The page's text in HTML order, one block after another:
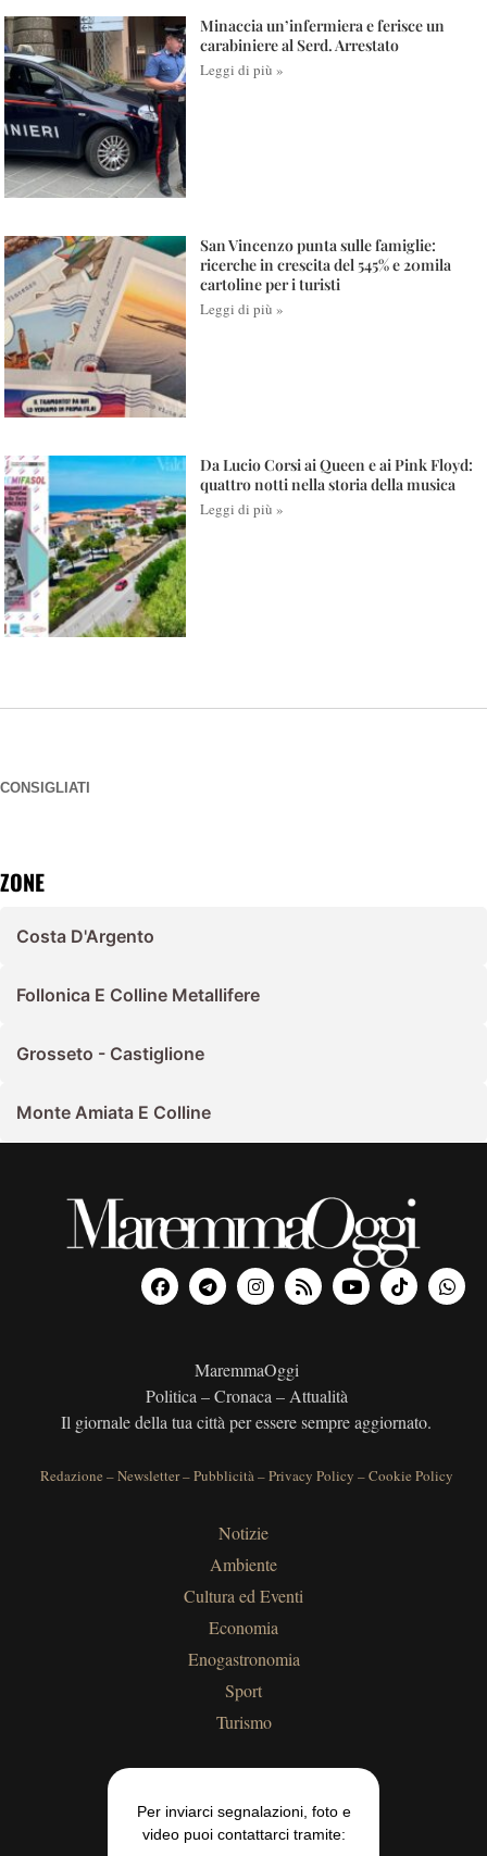
Minaccia un’infermiera e ferisce un
carabiniere al Serd. Arrestato
Leggi di più »
San Vincenzo punta sulle famiglie:
ricerche in crescita del 545% e 20mila
cartoline per i turisti
Leggi di più »
Da Lucio Corsi ai Queen e ai Pink Floyd:
quattro notti nella storia della musica
Leggi di più »
CONSIGLIATI
ZONE
Costa D'Argento
Follonica E Colline Metallifere
Grosseto - Castiglione
Monte Amiata E Colline
MaremmaOggi
Politica – Cronaca – Attualità
Il giornale della tua città per essere sempre aggiornato.
Redazione –Newsletter–Pubblicità–Privacy Policy –Cookie Policy
Notizie
Ambiente
Cultura ed Eventi
Economia
Enogastronomia
Sport
Turismo
Per inviarci segnalazioni, foto e
video puoi contattarci tramite: